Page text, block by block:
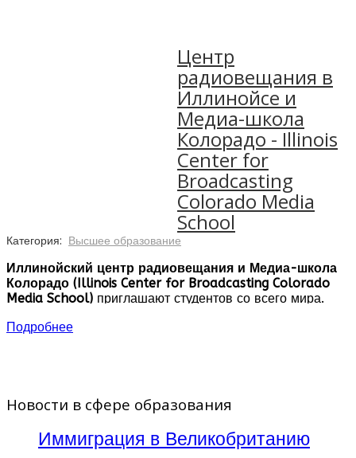
Центр
радиовещания в
Иллинойсе и
Медиа-школа
Колорадо - Illinois
Center for
Broadcasting
Colorado Media
School
Категория: Высшее образование
Иллинойский центр радиовещания и Медиа-школа
Колорадо (Illinois Center for Broadcasting Colorado
Media School) приглашают студентов со всего мира.
В течение более 25 лет школы обучают студентов ряду
продвижении электронных аудио и видеозаписей.
Подробнее
Новости в сфере образования
Иммиграция в Великобританию